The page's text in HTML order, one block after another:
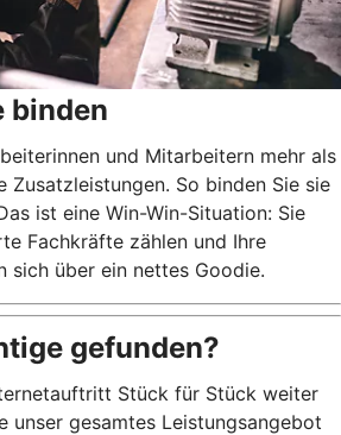
binden
und Mitarbeitern mehr als
Zusatzleistungen. So binden Sie sie
ist eine Win-Win-Situation: Sie
Fachkräfte zählen und Ihre
sich über ein nettes Goodie.
gefunden?
Stück für Stück weiter
unser gesamtes Leistungsangebot